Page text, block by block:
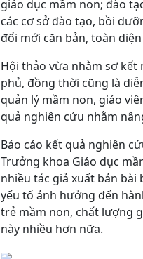
giáo dục mầm non; đào
các cơ sở đào tạo, bồi
đổi mới căn bản, toàn
Hội thảo vừa nhằm sơ kết
phủ, đồng thời cũng là
quản lý mầm non, giáo
quả nghiên cứu nhằm
Báo cáo kết quả nghiên
Trưởng khoa Giáo dục
nhiều tác giả xuất bản bài
yếu tố ảnh hưởng đến
trẻ mầm non, chất lượng
này nhiều hơn nữa.